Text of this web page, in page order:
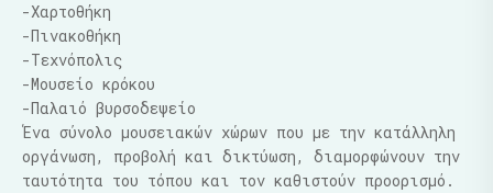
-Χαρτοθήκη
-Πινακοθήκη
-Τεχνόπολις
-Μουσείο κρόκου
-Παλαιό βυρσοδεψείο
Ένα σύνολο μουσειακών χώρων που με την κατάλληλη
οργάνωση, προβολή και δικτύωση, διαμορφώνουν την
ταυτότητα του τόπου και τον καθιστούν προορισμό.